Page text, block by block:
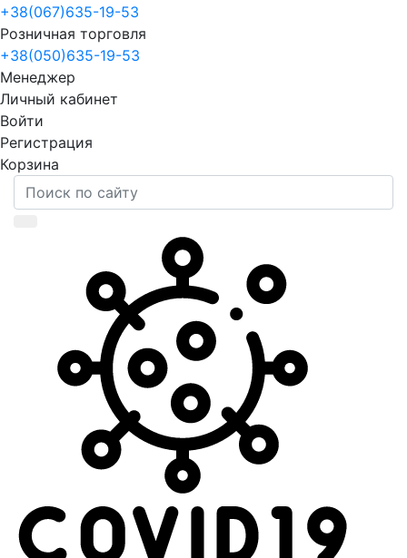
+38(067)635-19-53
Розничная торговля
+38(050)635-19-53
Менеджер
Личный кабинет
Войти
Регистрация
Корзина